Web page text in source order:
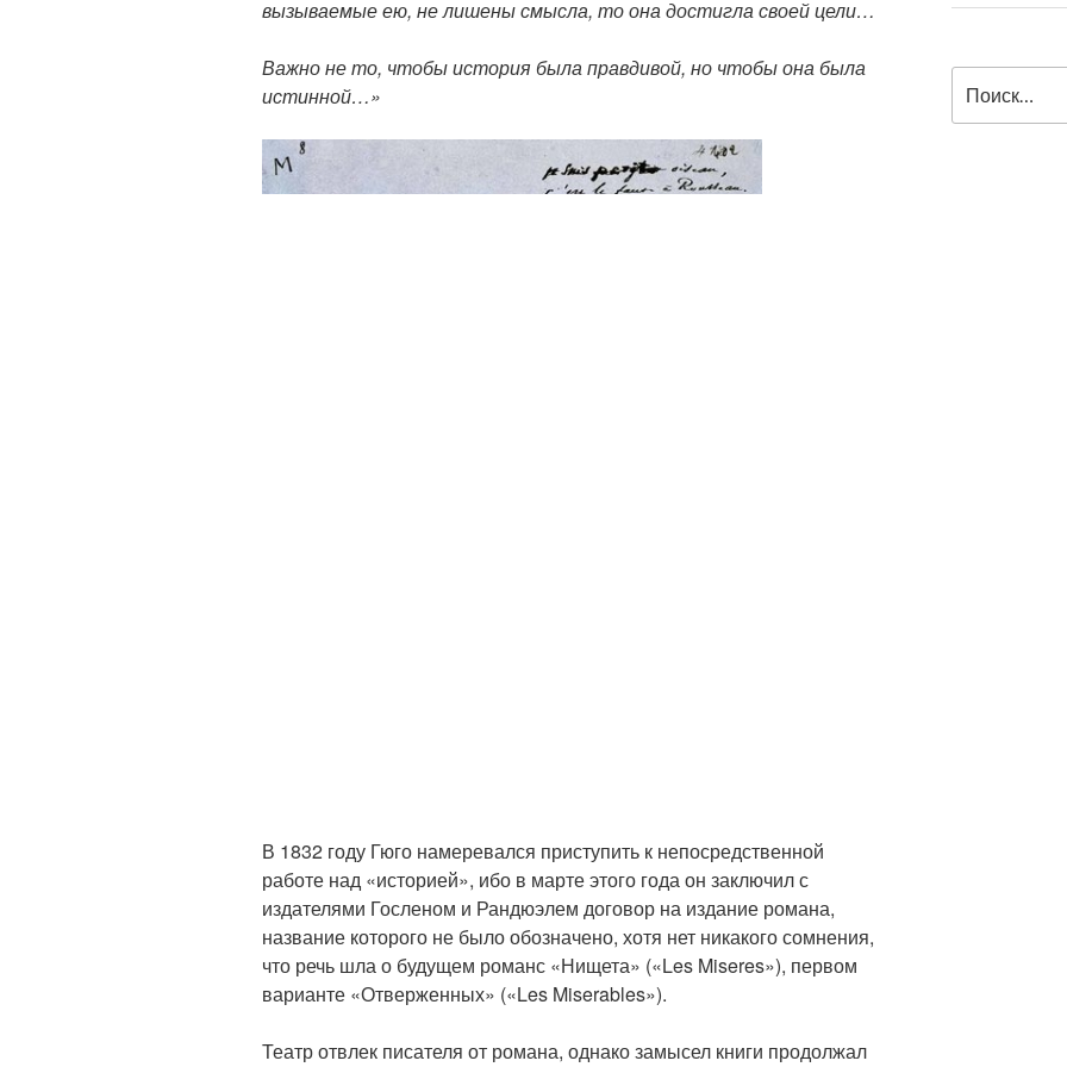
вызываемые ею, не лишены смысла, то она достигла своей цели…
Важно не то, чтобы история была правдивой, но чтобы она была
истинной…»
В 1832 году Гюго намеревался приступить к непосредственной
работе над «историей», ибо в марте этого года он заключил с
издателями Госленом и Рандюэлем договор на издание романа,
название которого не было обозначено, хотя нет никакого сомнения,
что речь шла о будущем романс «Нищета» («Les Miseres»), первом
варианте «Отверженных» («Les Miserables»).
Театр отвлек писателя от романа, однако замысел книги продолжал